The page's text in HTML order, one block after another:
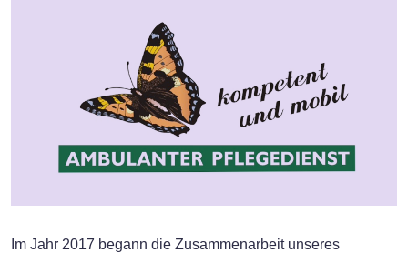
Im Jahr 2017 begann die Zusammenarbeit unseres